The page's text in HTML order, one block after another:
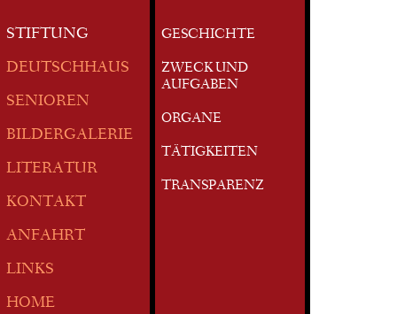
STIFTUNG
DEUTSCHHAUS
SENIOREN
BILDERGALERIE
LITERATUR
KONTAKT
ANFAHRT
LINKS
HOME
GESCHICHTE
ZWECK UND
AUFGABEN
ORGANE
TÄTIGKEITEN
TRANSPARENZ